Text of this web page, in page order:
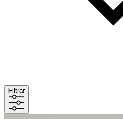
Filtrar